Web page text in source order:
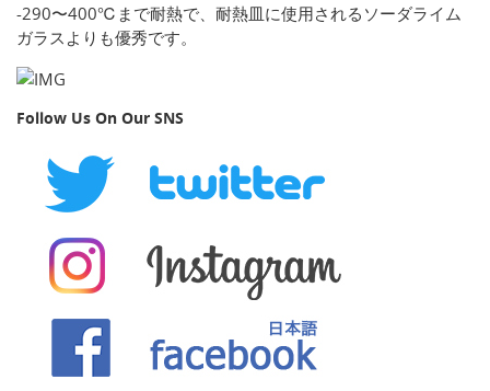
-290〜400℃まで耐熱で、耐熱皿に使用されるソーダライム
ガラスよりも優秀です。
Follow Us On Our SNS